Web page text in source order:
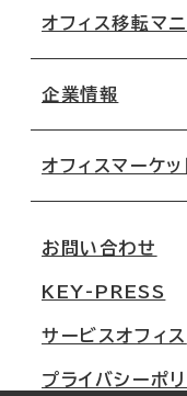
地図から探す
路線・駅から探す
オフィス移転マ
移転コストシミュ
移転スケジュール
オフィス移転Q&A
企業情報
オフィスマーケッ
大阪
名古屋
札幌
お問い合わせ
KEY-PRESS
サービスオフィス
プライバシーポ